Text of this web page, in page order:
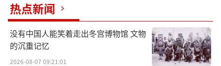
热点新闻
没有中国人能笑着走出冬宫博物馆 文物
的沉重记忆
2026-08-07 09:21:01